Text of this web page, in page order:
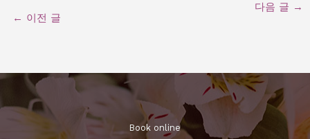
← 이전 글
다음 글 →
Book online​